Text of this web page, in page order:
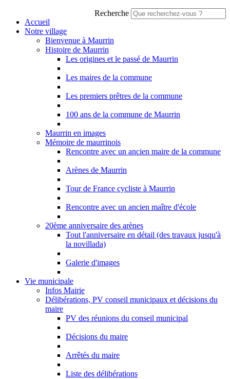
Recherche
Accueil
Notre village
Bienvenue à Maurrin
Histoire de Maurrin
Les origines et le passé de Maurrin
Les maires de la commune
Les premiers prêtres de la commune
100 ans de la commune de Maurrin
Maurrin en images
Mémoire de maurrinois
Rencontre avec un ancien maire de la commune
Arènes de Maurrin
Tour de France cycliste à Maurrin
Rencontre avec un ancien maître d'école
20ème anniversaire des arènes
Tout l'anniversaire en détail (des travaux jusqu'à
la novillada)
Galerie d'images
Vie municipale
Infos Mairie
Délibérations, PV conseil municipaux et décisions du
maire
PV des réunions du conseil municipal
Décisions du maire
Arrêtés du maire
Liste des délibérations